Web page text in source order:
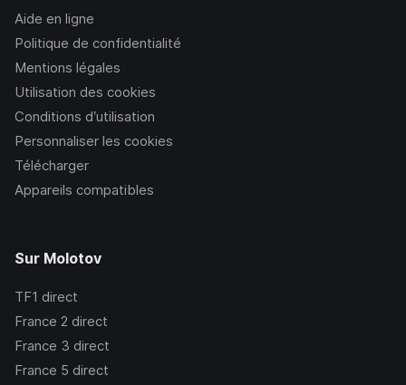
Aide en ligne
Politique de confidentialité
Mentions légales
Utilisation des cookies
Conditions d’utilisation
Personnaliser les cookies
Télécharger
Appareils compatibles
Sur Molotov
TF1 direct
France 2 direct
France 3 direct
France 5 direct